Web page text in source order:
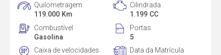
Quilometragem
119.000 Km
Cilindrada
1.199 CC
Combustível
Gasolina
Portas
5
Caixa de velocidades
Data da Matrícula